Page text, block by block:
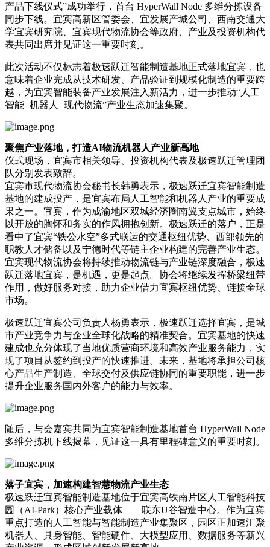
产品下线仪式”成功举行，首台 HyperWall Node 多维分拣设备
同步下线。宜宾高新区管委会、宜发展产城公司、西南交通大
学宜宾研究院、宜宾现代物流协会等政府、产业及投资机构代
表共同出席并见证这一重要时刻。
此次活动不仅标志着极速跃迁智能制造基地正式落地宜宾，也
意味着企业完成从技术研发、产品验证到规模化制造的重要跨
越，为宜宾智能装备产业发展注入新活力，进一步推动“人工
智能+机器人+现代物流”产业生态加速集聚。
聚焦产业落地，打造AI物流机器人产业新高地
仪式现场，宜宾市相关领导、投资机构代表及极速跃迁管理团
队分别发表致辞。
宜宾市现代物流协会秘书长韩勇表示，极速跃迁宜宾智能制造
基地的建成投产，是宜宾布局人工智能和机器人产业的重要成
果之一。宜宾，作为成渝地区双城经济圈南翼支点城市，始终
以开放的胸怀和务实的作风拥抱创新。极速跃迁的落户，正是
看中了宜宾“铁公水空”多式联运的交通枢纽优势、西部领先的
职教人才储备以及宁德时代等链主企业构建的完善产业生态。
宜宾现代物流协会将持续推动物流链与产业链深度融合，极速
跃迁落地宜宾，是机遇，更是起点。协会将继续发挥桥梁纽带
作用，做好服务对接，助力企业借力宜宾枢纽优势、链接全球
市场。
极速跃迁宜宾公司负责人杨勇表示，极速跃迁选择宜宾，是城
市产业竞争力与企业全球化战略的精准契合。宜宾基地的快速
建成也充分体现了当地优质营商环境和高效产业服务能力，实
现了项目从签约到投产的快速推进。未来，基地将承担公司核
心产品生产制造、全球交付及供应链协同的重要职能，进一步
提升企业服务国内外客户的能力与效率。
随后，与会嘉宾共同为宜宾智能制造基地首台 HyperWall Node
多维分拣机下线揭幕，见证这一具有里程碑意义的重要时刻。
落子宜宾，加速构建智慧物流产业生态
极速跃迁宜宾智能制造基地位于宜宾高铁南片区人工智能科技
园（AI-Park）核心产业载体——联东U谷智造中心。作为宜宾
重点打造的人工智能与智能制造产业集聚区，园区正加速汇聚
机器人、具身智能、智能硬件、大模型应用、数据服务等新兴